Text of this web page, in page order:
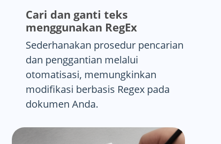
Cari dan ganti teks
menggunakan RegEx
Sederhanakan prosedur pencarian
dan penggantian melalui
otomatisasi, memungkinkan
modifikasi berbasis Regex pada
dokumen Anda.